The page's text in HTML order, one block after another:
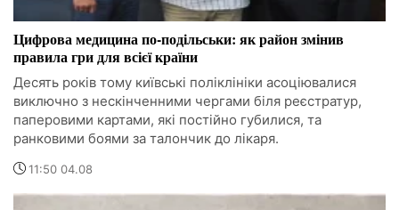
Цифрова медицина по-подільськи: як район змінив
правила гри для всієї країни
Десять років тому київські поліклініки асоціювалися
виключно з нескінченними чергами біля реєстратур,
паперовими картами, які постійно губилися, та
ранковими боями за талончик до лікаря.
11:50 04.08